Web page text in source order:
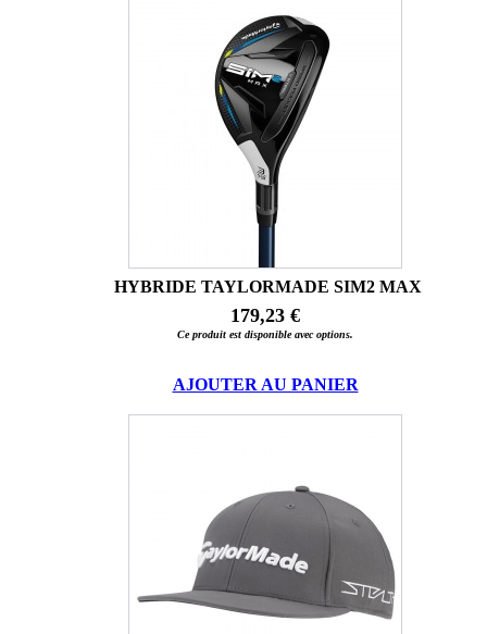
HYBRIDE TAYLORMADE SIM2 MAX
179,23 €
Ce produit est disponible avec options.
AJOUTER AU PANIER